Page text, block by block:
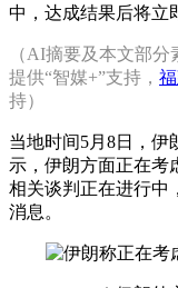
中，达成结果后将立
（AI摘要及本文部分
提供“智媒+”支持，
持）
当地时间5月8日，伊
示，伊朗方面正在考
相关谈判正在进行中
消息。